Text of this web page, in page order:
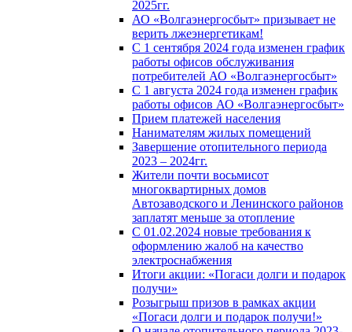
2025гг.
АО «Волгаэнергосбыт» призывает не
верить лжеэнергетикам!
С 1 сентября 2024 года изменен график
работы офисов обслуживания
потребителей АО «Волгаэнергосбыт»
С 1 августа 2024 года изменен график
работы офисов АО «Волгаэнергосбыт»
Прием платежей населения
Нанимателям жилых помещений
Завершение отопительного периода
2023 – 2024гг.
Жители почти восьмисот
многоквартирных домов
Автозаводского и Ленинского районов
заплатят меньше за отопление
С 01.02.2024 новые требования к
оформлению жалоб на качество
электроснабжения
Итоги акции: «Погаси долги и подарок
получи»
Розыгрыш призов в рамках акции
«Погаси долги и подарок получи!»